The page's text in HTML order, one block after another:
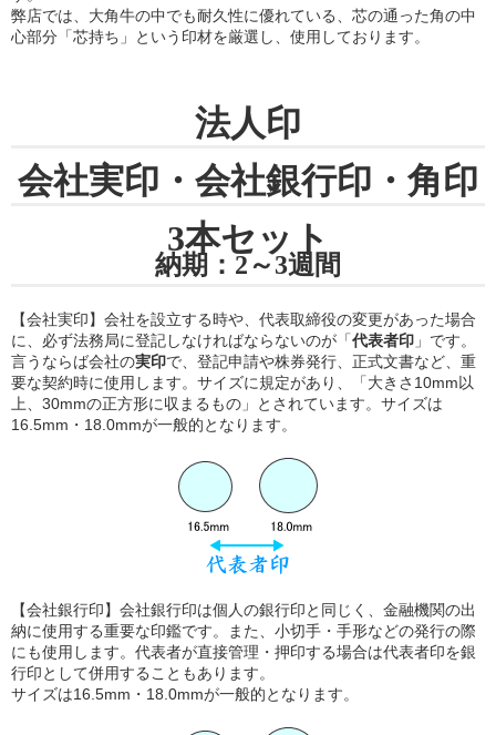
弊店では、大角牛の中でも耐久性に優れている、芯の通った角の中
心部分「芯持ち」という印材を厳選し、使用しております。
法人印
会社実印・会社銀行印・角印
3本セット
納期：2～3週間
【会社実印】会社を設立する時や、代表取締役の変更があった場合
に、必ず法務局に登記しなければならないのが「代表者印 」です。
言うならば会社の実印で、登記申請や株券発行、正式文書など、重
要な契約時に使用します。サイズに規定があり、「大きさ10mm以
上、30mmの正方形に収まるもの」とされています。サイズは
16.5mm・18.0mmが一般的となります。
【会社銀行印】会社銀行印は個人の銀行印と同じく、金融機関の出
納に使用する重要な印鑑です。また、小切手・手形などの発行の際
にも使用します。代表者が直接管理・押印する場合は代表者印を銀
行印として併用することもあります。
サイズは16.5mm・18.0mmが一般的となります。